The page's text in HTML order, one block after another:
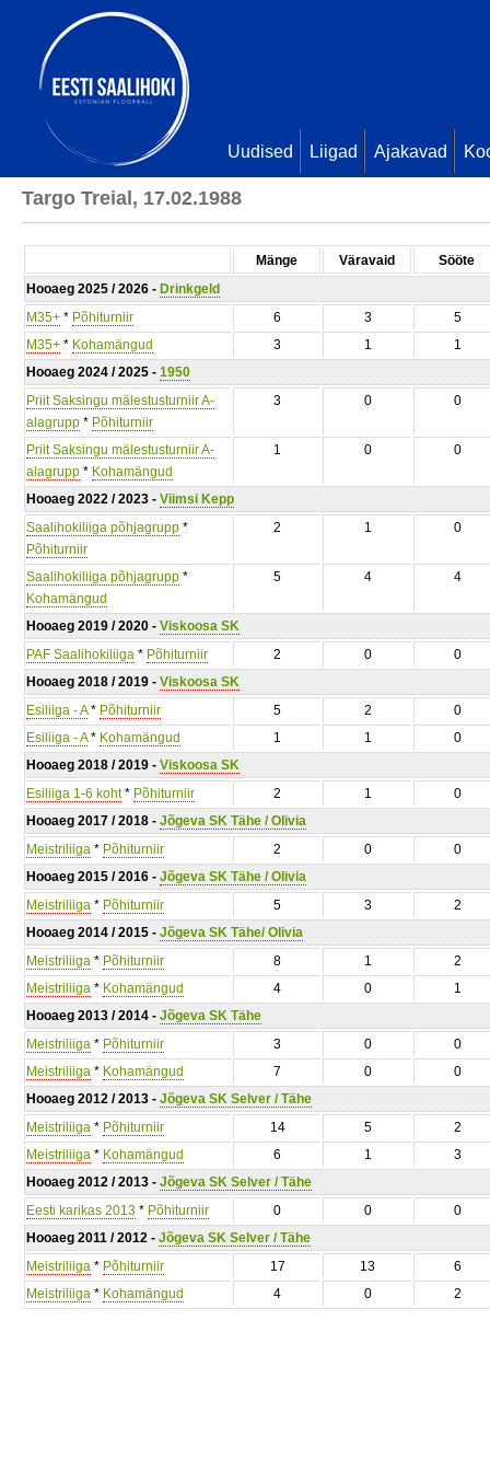
Uudised Liigad Ajakavad
Targo Treial, 17.02.1988
Mänge Väravaid
Sööte
Hooaeg 2025 / 2026 - Drinkgeld
M35+ * Põhiturniir 6 3
5
M35+ * Kohamängud 3 1
1
Hooaeg 2024 / 2025 - 1950
Priit Saksingu mälestusturniir A-
alagrupp * Põhiturniir
3 0 0
Priit Saksingu mälestusturniir A-
alagrupp * Kohamängud
1 0 0
Hooaeg 2022 / 2023 - Viimsi Kepp
Saalihokiliiga põhjagrupp *
Põhiturniir
2 1 0
Saalihokiliiga põhjagrupp *
Kohamängud
5 4 4
Hooaeg 2019 / 2020 - Viskoosa SK
PAF Saalihokiliiga * Põhiturniir 2 0
0
Hooaeg 2018 / 2019 - Viskoosa SK
Esiliiga - A* Põhiturniir 5 2
0
Esiliiga - A* Kohamängud 1 1
0
Hooaeg 2018 / 2019 - Viskoosa SK
Esiliiga 1-6 koht* Põhiturniir 2 1
0
Hooaeg 2017 / 2018 - Jõgeva SK Tähe / Olivia
Meistriliiga * Põhiturniir 2 0
0
Hooaeg 2015 / 2016 - Jõgeva SK Tähe / Olivia
Meistriliiga * Põhiturniir 5 3
2
Hooaeg 2014 / 2015 - Jõgeva SK Tähe/ Olivia
Meistriliiga * Põhiturniir 8 1
2
Meistriliiga * Kohamängud 4 0
1
Hooaeg 2013 / 2014 - Jõgeva SK Tähe
Meistriliiga * Põhiturniir 3 0
0
Meistriliiga * Kohamängud 7 0
0
Hooaeg 2012 / 2013 - Jõgeva SK Selver / Tähe
Meistriliiga * Põhiturniir 14 5
2
Meistriliiga * Kohamängud 6 1
3
Hooaeg 2012 / 2013 - Jõgeva SK Selver / Tähe
Eesti karikas 2013 * Põhiturniir 0 0
0
Hooaeg 2011 / 2012 - Jõgeva SK Selver / Tähe
Meistriliiga * Põhiturniir 17 13
6
Meistriliiga * Kohamängud 4 0 2